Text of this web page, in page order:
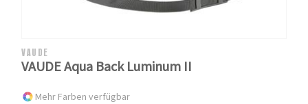
VAUDE
VAUDE Aqua Back Luminum II
Mehr Farben verfügbar